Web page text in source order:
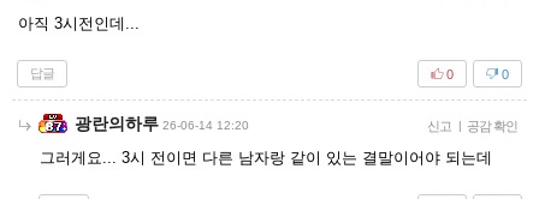
아직 3시전인데...
답글 0
0
광란의하루 26-06-14 12:20 신고 | 공감 확인
그러게요... 3시 전이면 다른 남자랑 같이 있는 결말이어야 되는데